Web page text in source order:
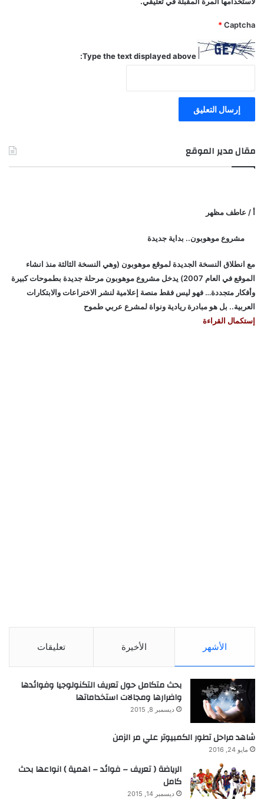
Captcha
*
Type the text displayed above:
مقال مدير الموقع
أ / عاطف مظهر
مشروع موهوبون.. بداية جديدة
مع انطلاق النسخة الجديدة لموقع موهوبون (وهي النسخة الثالثة منذ انشاء
الموقع في العام 2007) يدخل مشروع موهوبون مرحلة جديدة بطموحات كبيرة
وأفكار متجددة… فهو ليس فقط منصة إعلامية لنشر الاختراعات والابتكارات
العربية.. بل هو مبادرة ريادية ونواة لمشرع عربي طموح
إستكمال القراءة
الأشهر الأخيرة تعليقات
بحث متكامل حول تعريف التكنولوجيا وفوائدها
واضرارها ومجالات استخداماتها
ديسمبر 8, 2015
شاهد مراحل تطور الكمبيوتر علي مر الزمن
مايو 24, 2016
الرياضة ( تعريف – فوائد – اهمية ) انواعها بحث
كامل
ديسمبر 14, 2015